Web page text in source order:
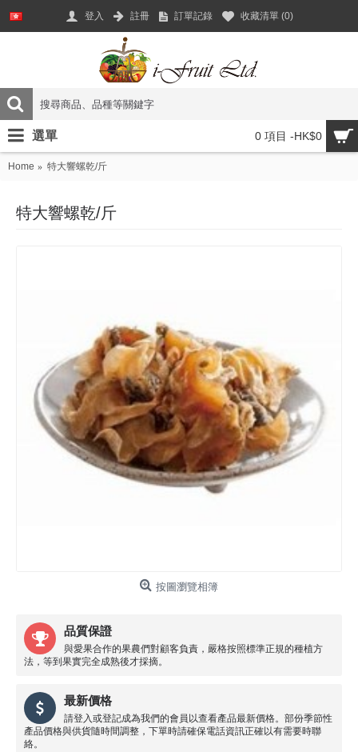
登入 註冊 訂單記錄 收藏清單 (0)
0 項目 -HK$0
選單
Home 特大響螺乾/斤
特大響螺乾/斤
按圖瀏覽相簿
品質保證
與愛果合作的果農們對顧客負責，嚴格按照標準正規的種植方
法，等到果實完全成熟後才採摘。
最新價格
請登入或登記成為我們的會員以查看產品最新價格。部份季節性
產品價格與供貨隨時間調整，下單時請確保電話資訊正確以有需要時聯
絡。